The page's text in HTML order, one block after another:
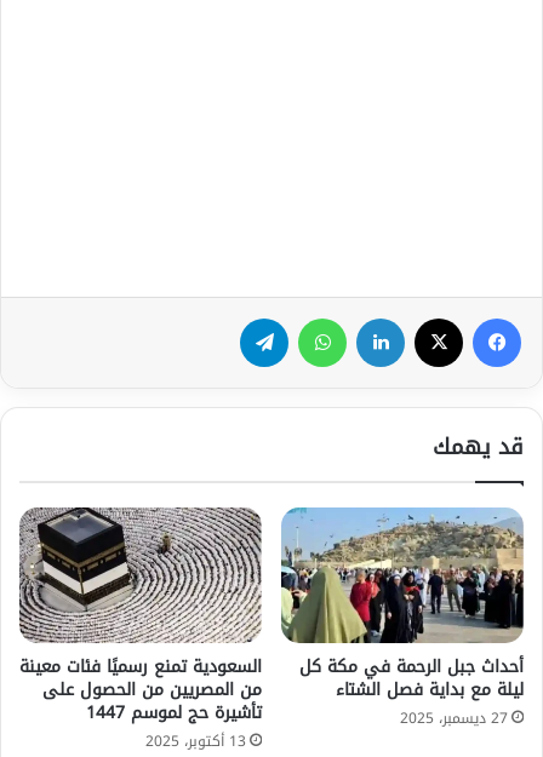
فيسبوك لينكدإن واتساب
قد يهمك
أحداث جبل الرحمة في مكة كل
ليلة مع بداية فصل الشتاء
27 ديسمبر، 2025
السعودية تمنع رسميًا فئات معينة
من المصريين من الحصول على
تأشيرة حج لموسم 1447
13 أكتوبر، 2025